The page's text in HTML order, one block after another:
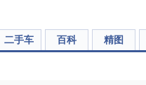
二手车 百科 精图